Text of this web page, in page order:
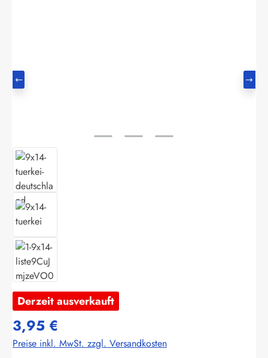
Derzeit ausverkauft
3,95 €
Preise inkl. MwSt. zzgl. Versandkosten